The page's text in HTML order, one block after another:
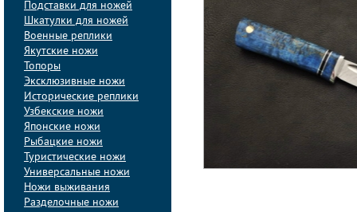
Подставки для ножей
Шкатулки для ножей
Военные реплики
Якутские ножи
Топоры
Эксклюзивные ножи
Исторические реплики
Узбекские ножи
Японские ножи
Рыбацкие ножи
Туристические ножи
Универсальные ножи
Ножи выживания
Разделочные ножи